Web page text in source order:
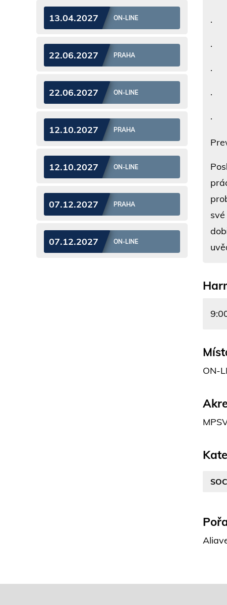
·
·
·
·
·
ON-
13.04.2027 ON-LINE
22.06.2027 PRAHA
22.06.2027 ON-LINE
12.10.2027 PRAHA
12.10.2027 ON-LINE
07.12.2027 PRAHA
07.12.2027 ON-LINE